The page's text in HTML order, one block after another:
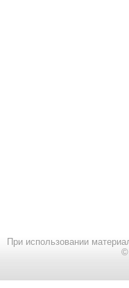
При использовании